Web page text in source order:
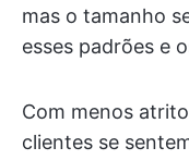
mas o tamanho
esses padrões e
Com menos
clientes se